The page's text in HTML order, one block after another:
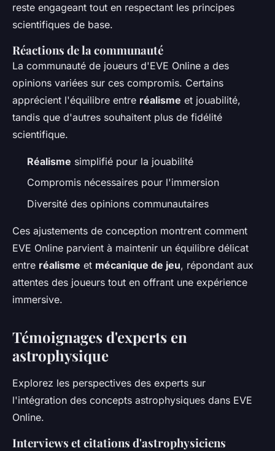
reste engageant tout en respectant les principes
scientifiques de base.
Réactions de la communauté
La communauté de joueurs d'EVE Online a des
opinions variées sur ces compromis. Certains
apprécient l'équilibre entre réalisme et jouabilité,
tandis que d'autres souhaitent plus de fidélité
scientifique.
Réalisme simplifié pour la jouabilité
Compromis nécessaires pour l'immersion
Diversité des opinions communautaires
Ces ajustements de conception montrent comment
EVE Online parvient à maintenir un équilibre délicat
entre réalisme et mécanique de jeu, répondant aux
attentes des joueurs tout en offrant une expérience
immersive.
Témoignages d'experts en
astrophysique
Explorez les perspectives des experts sur
l'intégration des concepts astrophysiques dans EVE
Online.
Interviews et citations d'astrophysiciens